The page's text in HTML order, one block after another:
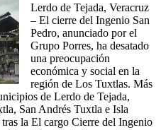
Lerdo de Tejada, Veracruz
– El cierre del Ingenio San
Pedro, anunciado por el
Grupo Porres, ha desatado
una preocupación
económica y social en la
región de Los Tuxtlas. Más
de Lerdo de Tejada,
San Andrés Tuxtla e Isla
la El cargo Cierre del Ingenio